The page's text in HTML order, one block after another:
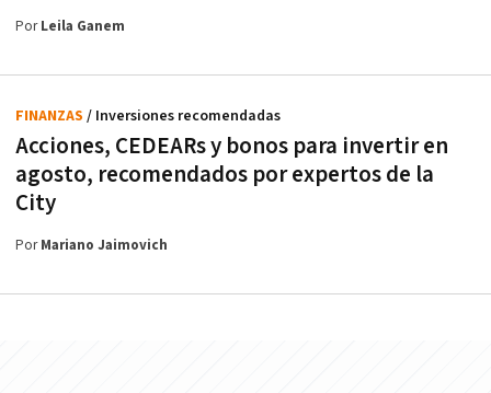
PorLeila Ganem
Acciones, CEDEARs y bonos para invertir en
agosto, recomendados por expertos de la
City
FINANZAS / Inversiones recomendadas
PorMariano Jaimovich